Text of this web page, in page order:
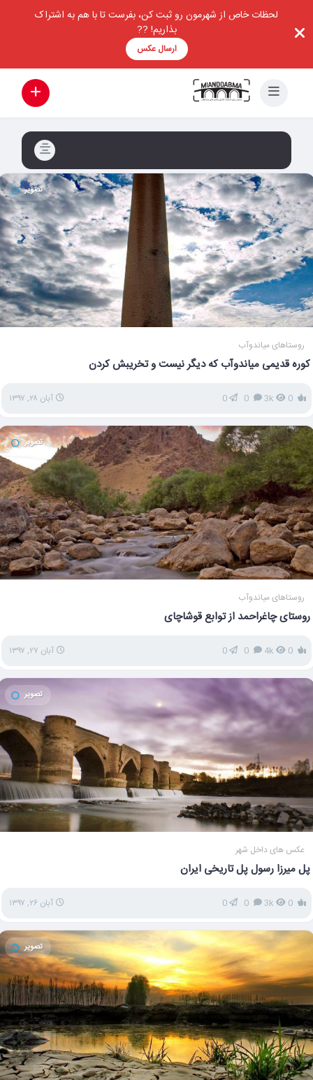
لحظات خاص از شهرمون رو ثبت کن، بفرست تا با هم به اشتراک
بذاریم! ??
ارسال عکس
تصویر
روستاهای میاندوآب
کوره قدیمی میاندوآب که دیگر نیست و تخریبش کردن
3k
0 آبان ۲۸, ۱۳۹۷
تصویر
روستاهای میاندوآب
روستای چاغراحمد از توابع قوشاچای
4k
0 آبان ۲۷, ۱۳۹۷
تصویر
عکس های داخل شهر
پل میرزا رسول پل تاریخی ایران
3k
0 آبان ۲۶, ۱۳۹۷
تصویر